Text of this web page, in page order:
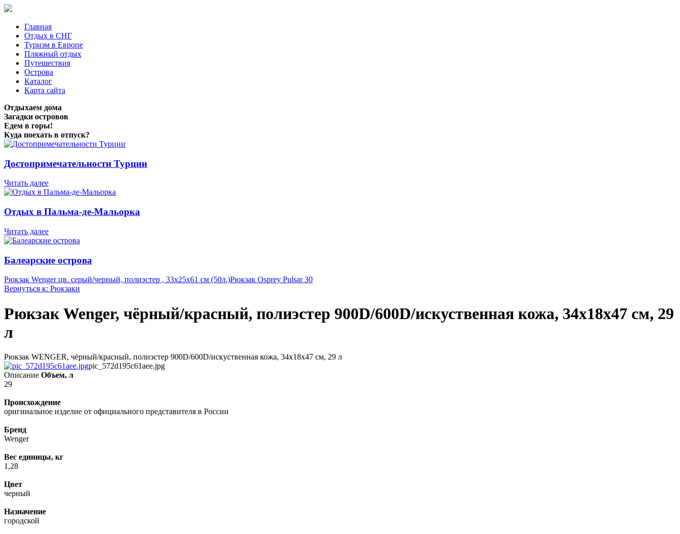
Главная
Отдых в СНГ
Туризм в Европе
Пляжный отдых
Путешествия
Острова
Каталог
Карта сайта
Отдыхаем дома
Загадки островов
Едем в горы!
Куда поехать в отпуск?
Достопримечательности Турции
Читать далее
Отдых в Пальма-де-Мальорка
Читать далее
Балеарские острова
Рюкзак Wenger цв. серый/черный, полиэстер , 33х25х61 см (50л.)Рюкзак Osprey Pulsar 30
Вернуться к: Рюкзаки
Рюкзак Wenger, чёрный/красный, полиэстер 900D/600D/искуственная кожа, 34x18x47 см, 29
л
Рюкзак WENGER, чёрный/красный, полиэстер 900D/600D/искуственная кожа, 34x18x47 см, 29 л
pic_572d195c61aee.jpg
Описание Объем, л
29
Происхождение
оригинальное изделие от официального представителя в России
Бренд
Wenger
Вес единицы, кг
1,28
Цвет
черный
Назначение
городской